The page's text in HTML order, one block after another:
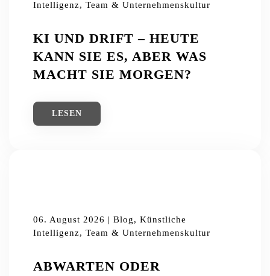
Intelligenz, Team & Unternehmenskultur
KI UND DRIFT – HEUTE
KANN SIE ES, ABER WAS
MACHT SIE MORGEN?
LESEN
06. August 2026 | Blog, Künstliche
Intelligenz, Team & Unternehmenskultur
ABWARTEN ODER